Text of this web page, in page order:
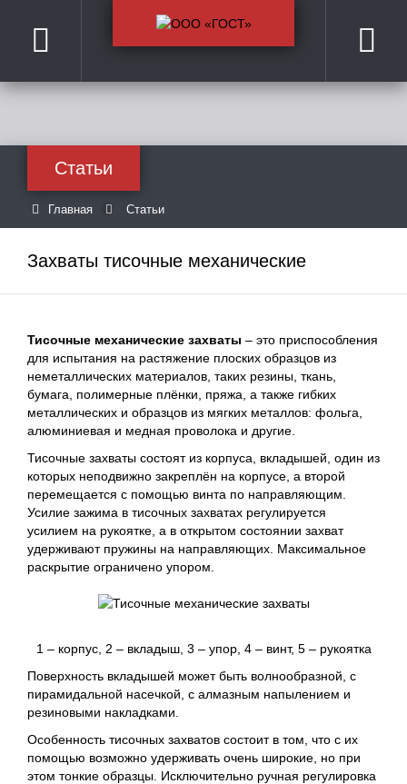
Статьи
Главная Статьи
Захваты тисочные механические
Тисочные механические захваты – это приспособления
для испытания на растяжение плоских образцов из
неметаллических материалов, таких резины, ткань,
бумага, полимерные плёнки, пряжа, а также гибких
металлических и образцов из мягких металлов: фольга,
алюминиевая и медная проволока и другие.
Тисочные захваты состоят из корпуса, вкладышей, один из
которых неподвижно закреплён на корпусе, а второй
перемещается с помощью винта по направляющим.
Усилие зажима в тисочных захватах регулируется
усилием на рукоятке, а в открытом состоянии захват
удерживают пружины на направляющих. Максимальное
раскрытие ограничено упором.
1 – корпус, 2 – вкладыш, 3 – упор, 4 – винт, 5 – рукоятка
Поверхность вкладышей может быть волнообразной, с
пирамидальной насечкой, с алмазным напылением и
резиновыми накладками.
Особенность тисочных захватов состоит в том, что с их
помощью возможно удерживать очень широкие, но при
этом тонкие образцы. Исключительно ручная регулировка